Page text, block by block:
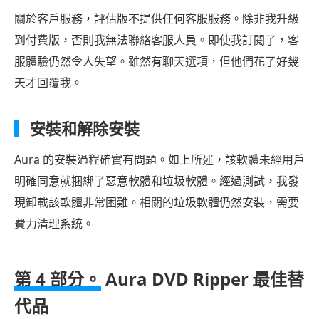
關於客戶服務，評估版不提供任何客服服務。除非我升級
到付費版，否則我無法聯絡客服人員。即使我訂閱了，客
服體驗仍然令人失望。雖然有聊天選項，但他們花了好幾
天才回覆我。
安裝和解除安裝
Aura 的安裝過程確實有問題。如上所述，該軟體未經用戶
明確同意就捆綁了惡意軟體和垃圾軟體。經過測試，我發
現卸載該軟體非常困難。相關的垃圾軟體仍然安裝，需要
費力清理系統。
第 4 部分。 Aura DVD Ripper 最佳替
代品